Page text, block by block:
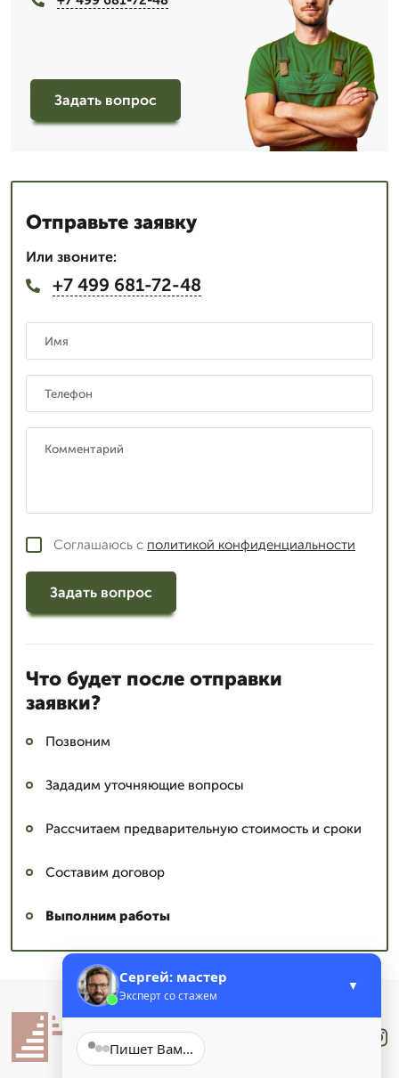
Задать вопрос
Отправьте заявку
Или звоните:
+7 499 681-72-48
Соглашаюсь с политикой конфиденциальности
Задать вопрос
Что будет после отправки
заявки?
Позвоним
Зададим уточняющие вопросы
Рассчитаем предварительную стоимость и сроки
Составим договор
Выполним работы
Лучше.Звони
Сергей: мастер
Эксперт со стажем
▼
Пишет Вам...